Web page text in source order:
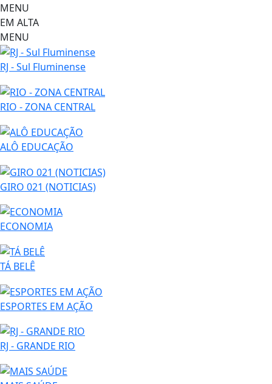
MENU
EM ALTA
MENU
RJ - Sul Fluminense
RIO - ZONA CENTRAL
ALÔ EDUCAÇÃO
GIRO 021 (NOTICIAS)
ECONOMIA
TÁ BELÊ
ESPORTES EM AÇÃO
RJ - GRANDE RIO